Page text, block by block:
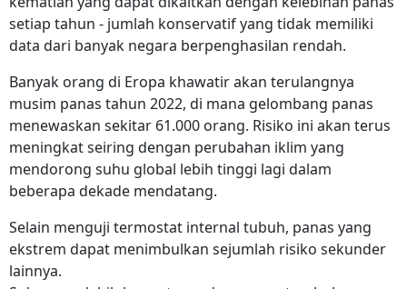
setiap tahun - jumlah konservatif yang tidak memiliki
data dari banyak negara berpenghasilan rendah.
Banyak orang di Eropa khawatir akan terulangnya
musim panas tahun 2022, di mana gelombang panas
menewaskan sekitar 61.000 orang. Risiko ini akan terus
meningkat seiring dengan perubahan iklim yang
mendorong suhu global lebih tinggi lagi dalam
beberapa dekade mendatang.
Selain menguji termostat internal tubuh, panas yang
ekstrem dapat menimbulkan sejumlah risiko sekunder
lainnya.